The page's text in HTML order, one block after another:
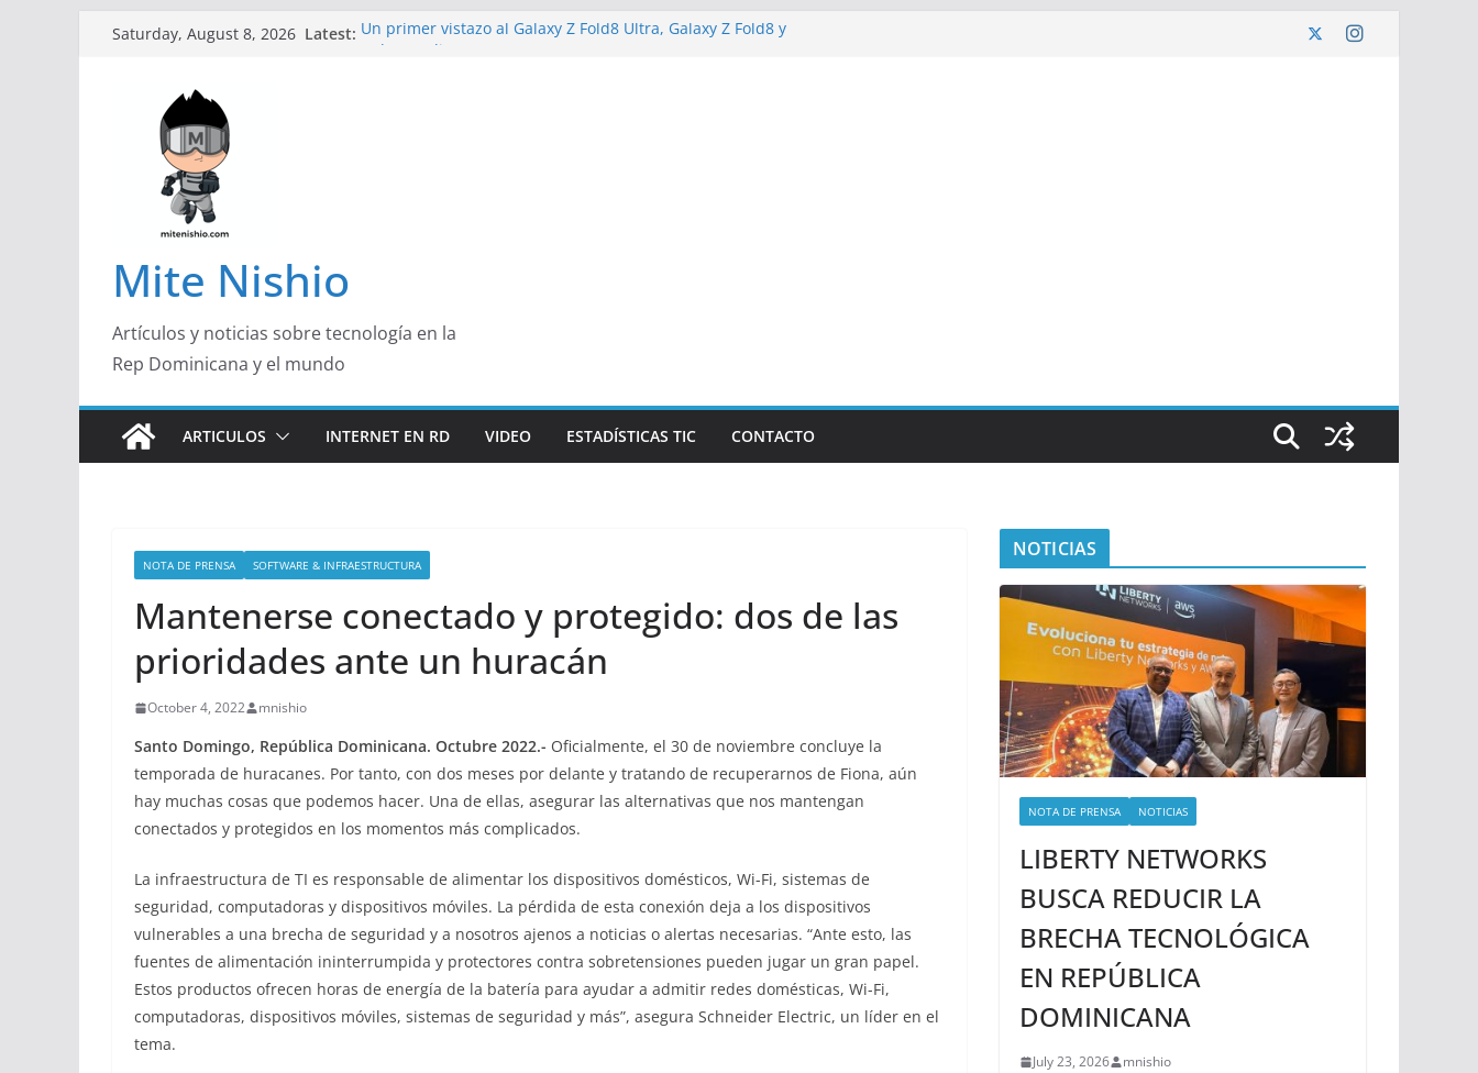
Saturday, August 8, 2026 Latest: Un primer vistazo al Galaxy Z Fold8 Ultra, Galaxy Z Fold8 y
Mite Nishio
Artículos y noticias sobre tecnología en la
Rep Dominicana y el mundo
ARTICULOS INTERNET EN RD VIDEO ESTADÍSTICAS TIC CONTACTO
NOTA DE PRENSA SOFTWARE & INFRAESTRUCTURA
Mantenerse conectado y protegido: dos de las
prioridades ante un huracán
October 4, 2022 mnishio
Santo Domingo, República Dominicana. Octubre 2022.- Oficialmente, el 30 de noviembre concluye la
temporada de huracanes. Por tanto, con dos meses por delante y tratando de recuperarnos de Fiona, aún
hay muchas cosas que podemos hacer. Una de ellas, asegurar las alternativas que nos mantengan
conectados y protegidos en los momentos más complicados.
La infraestructura de TI es responsable de alimentar los dispositivos domésticos, Wi-Fi, sistemas de
seguridad, computadoras y dispositivos móviles. La pérdida de esta conexión deja a los dispositivos
vulnerables a una brecha de seguridad y a nosotros ajenos a noticias o alertas necesarias. “Ante esto, las
fuentes de alimentación ininterrumpida y protectores contra sobretensiones pueden jugar un gran papel.
Estos productos ofrecen horas de energía de la batería para ayudar a admitir redes domésticas, Wi-Fi,
computadoras, dispositivos móviles, sistemas de seguridad y más”, asegura Schneider Electric, un líder en el
tema.
NOTICIAS
NOTA DE PRENSA NOTICIAS
LIBERTY NETWORKS
BUSCA REDUCIR LA
BRECHA TECNOLÓGICA
EN REPÚBLICA
DOMINICANA
July 23, 2026 mnishio